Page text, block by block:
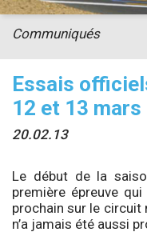
Essais
12 et 13 mars
20.02.13
Communiqués
Le début de la
première épreuve
prochain sur le circuit
n’a jamais été aussi